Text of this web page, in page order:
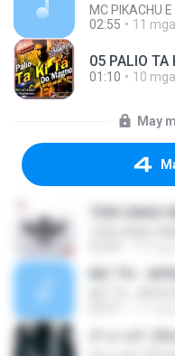
02:55
11
01:10 10
May
คำบางคำ